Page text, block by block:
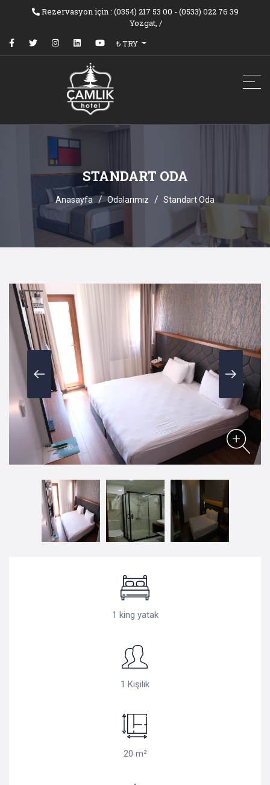
Rezervasyon için : (0354) 217 53 00 - (0533) 022 76 39
Yozgat, /
₺ TRY
STANDART ODA
Anasayfa Odalarımız Standart Oda
1 king yatak
1 Kişilik
20 m²